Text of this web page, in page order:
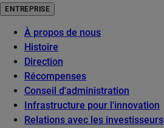
ENTREPRISE
À propos de nous
Histoire
Direction
Récompenses
Conseil d'administration
Infrastructure pour l'innovation
Relations avec les investisseurs